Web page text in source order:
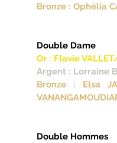
Bronze : Ophélia
Double Dame
Or : Flavie
Argent : Lorraine
Bronze : Elsa
Double Hommes